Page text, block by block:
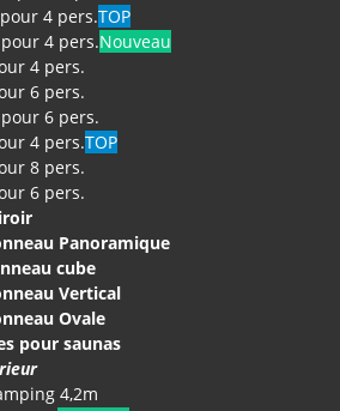
4 pers.TOP
4 pers.Nouveau
4 pers.
6 pers.
6 pers.
4 pers.TOP
8 pers.
6 pers.
Panoramique
cube
Vertical
Ovale
pour saunas
4,2m